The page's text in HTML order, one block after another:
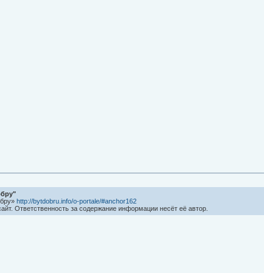
http://bytdobru.info/o-portale/#anchor162
Ответственность за содержание информации несёт её автор.